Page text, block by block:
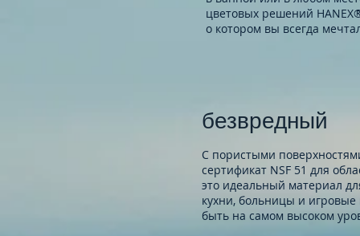
цветовых решений
о котором вы всегда
безвредный
С пористыми
сертификат NSF 51 для
это идеальный материал
кухни, больницы и игровые
быть на самом высоком